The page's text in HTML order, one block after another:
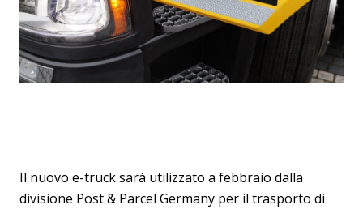
Il nuovo e-truck sarà utilizzato a febbraio dalla
divisione Post & Parcel Germany per il trasporto di